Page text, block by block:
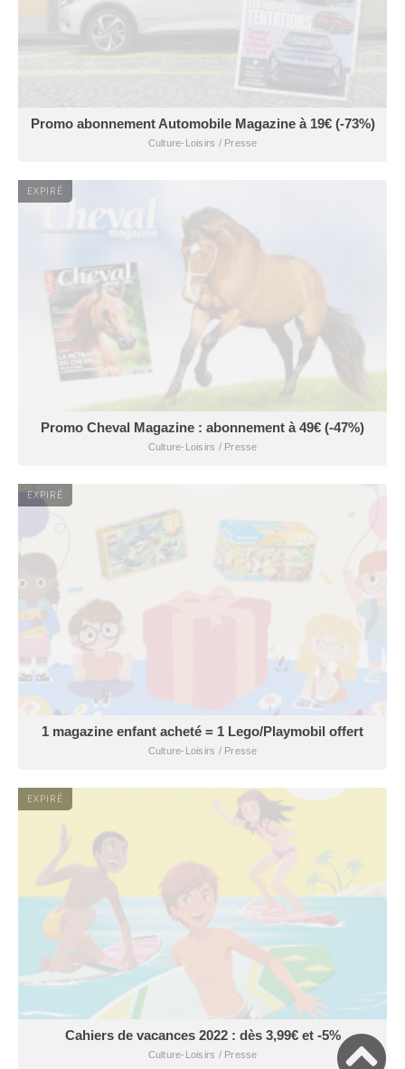
Promo abonnement Automobile Magazine à 19€ (-73%)
Culture-Loisirs / Presse
EXPIRÉ
Promo Cheval Magazine : abonnement à 49€ (-47%)
Culture-Loisirs / Presse
EXPIRÉ
1 magazine enfant acheté = 1 Lego/Playmobil offert
Culture-Loisirs / Presse
EXPIRÉ
Cahiers de vacances 2022 : dès 3,99€ et -5%
Culture-Loisirs / Presse